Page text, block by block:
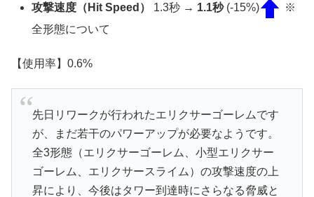
攻撃速度（Hit Speed） 1.3秒 → 1.1秒(-15%)
※
全形態について
【使用率】0.6%
先日リワークが行われたエリクサーゴーレムです
が、まだ若干のパワーアップが必要なようです。
全3形態（エリクサーゴーレム、小型エリクサー
ゴーレム、エリクサースライム）の攻撃速度の上
昇により、今後はタワー到達時にさらなる脅威と